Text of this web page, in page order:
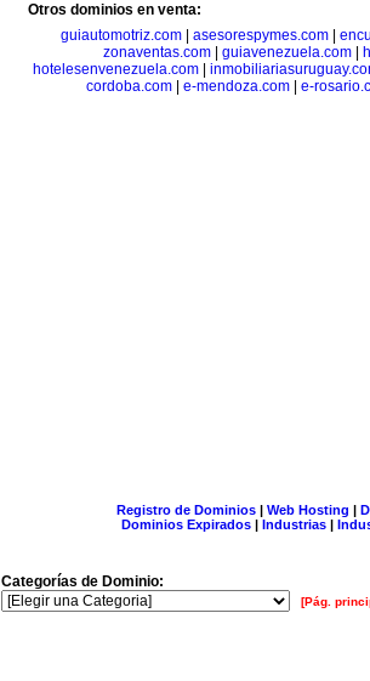
Otros dominios en venta:
guiautomotriz.com
asesorespymes.com
zonaventas.com| guiavenezuela.com|
hotelesenvenezuela.com
cordoba.com| e-mendoza.com| e-
Registro de Dominios| Web Hosting |
Dominios Expirados | Industrias |
Categorías de Dominio:
[Pág.